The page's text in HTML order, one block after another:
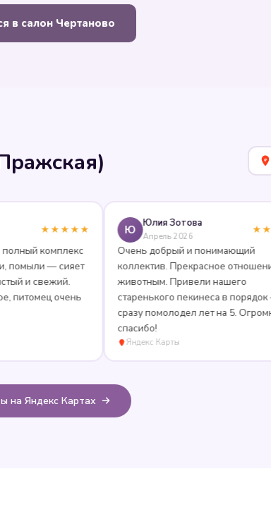
в салон Чертаново
★★★★★
комплекс
— сияет
свежий.
очень
Юлия Зотова
Апрель 2026
★★★★★
Очень добрый и понимающий
коллектив. Прекрасное отношение к
животным. Привели нашего
старенького пекинеса в порядок —
сразу помолодел лет на 5. Огромное
спасибо!
Яндекс Карты
на Яндекс Картах